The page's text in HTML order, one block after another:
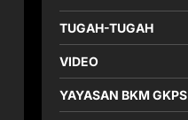
TUGAH-TUGAH
VIDEO
YAYASAN BKM GKPS